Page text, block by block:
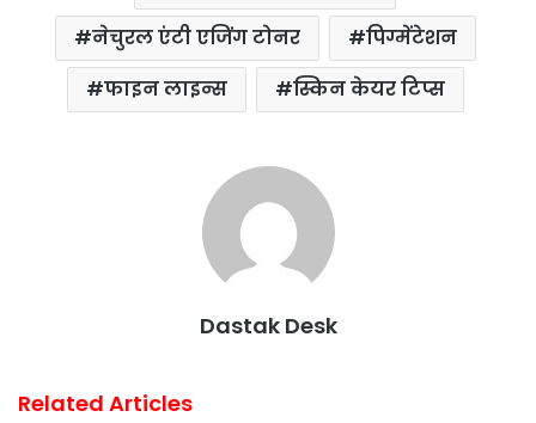
नेचुरल एंटी एजिंग टोनर
पिग्मेंटेशन
फाइन लाइन्स
स्किन केयर टिप्स
Dastak Desk
Related Articles